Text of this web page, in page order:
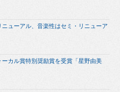
ニューアル、音楽性はセミ・リニューア
ーカル賞特別奨励賞を受賞「星野由美